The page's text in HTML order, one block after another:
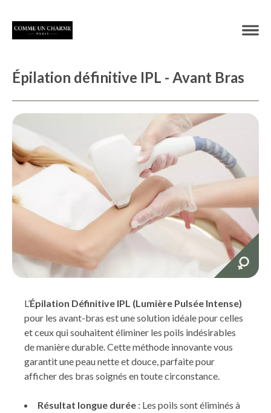
Épilation définitive IPL - Avant Bras
L’Épilation Définitive IPL (Lumière Pulsée Intense)
pour les avant-bras est une solution idéale pour celles
et ceux qui souhaitent éliminer les poils indésirables
de manière durable. Cette méthode innovante vous
garantit une peau nette et douce, parfaite pour
afficher des bras soignés en toute circonstance.
Résultat longue durée : Les poils sont éliminés à